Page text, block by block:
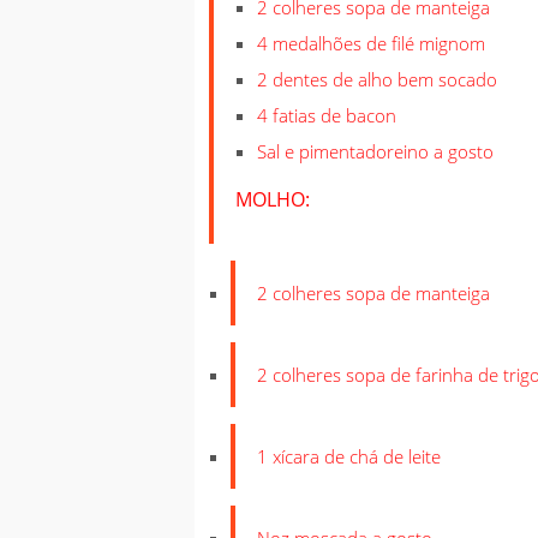
2 colheres sopa de manteiga
4 medalhões de filé mignom
2 dentes de alho bem socado
4 fatias de bacon
Sal e pimentadoreino a gosto
MOLHO:
2 colheres sopa de manteiga
2 colheres sopa de farinha de
1 xícara de chá de leite